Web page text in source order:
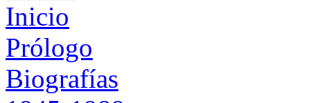
Inicio
Prólogo
Biografías